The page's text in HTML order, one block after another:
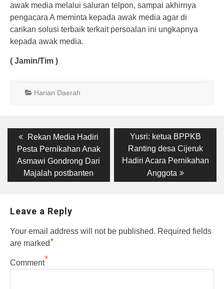
awak media melalui saluran telpon, sampai akhirnya
pengacara A meminta kepada awak media agar di
carikan solusi terbaik terkait persoalan ini ungkapnya
kepada awak media.
( Jamin/Tim )
Harian Daerah
Post
navigation
Previous
post:
Rekan Media Hadiri
Pesta Pernikahan Anak
Asmawi Gondrong Dari
Majalah postbanten
Next
post:
Yusri: ketua BPPKB
Ranting desa Cijeruk
Hadiri Acara Pernikahan
Anggota
Leave a Reply
Your email address will not be published. Required fields
are marked*
Comment*